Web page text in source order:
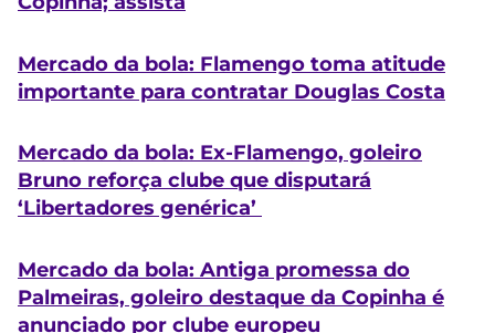
Mercado da bola: Flamengo toma atitude
importante para contratar Douglas Costa
Mercado da bola: Ex-Flamengo, goleiro
Bruno reforça clube que disputará
‘Libertadores genérica’
Mercado da bola: Antiga promessa do
Palmeiras, goleiro destaque da Copinha é
anunciado por clube europeu